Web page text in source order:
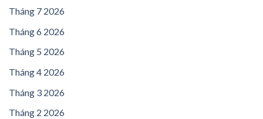
Tháng 7 2026
Tháng 6 2026
Tháng 5 2026
Tháng 4 2026
Tháng 3 2026
Tháng 2 2026